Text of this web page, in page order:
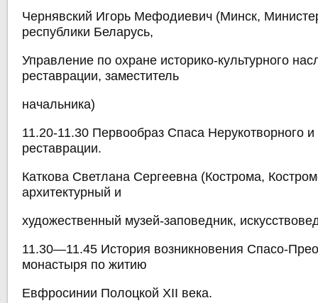
Чернявский Игорь Мефодиевич (Минск,
республики Беларусь,
Управление по охране историко-культурного
реставрации, заместитель
начальника)
11.20-11.30 Первообраз Спаса Нерукотворного
реставрации.
Каткова Светлана Сергеевна (Кострома,
архитектурный и
художественный музей-заповедник,
11.30—11.45 История возникновения Спасо-
монастыря по житию
Евфросинии Полоцкой XII века.